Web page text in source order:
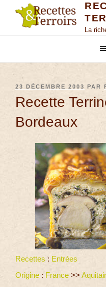
La
23 DÉCEMBRE 2003 PAR
Recette
Bordeaux
Recettes : Entrées
Origine : France >>